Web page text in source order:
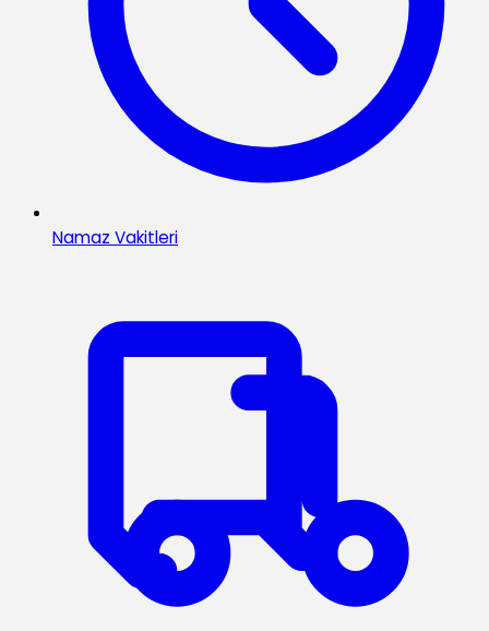
Namaz Vakitleri